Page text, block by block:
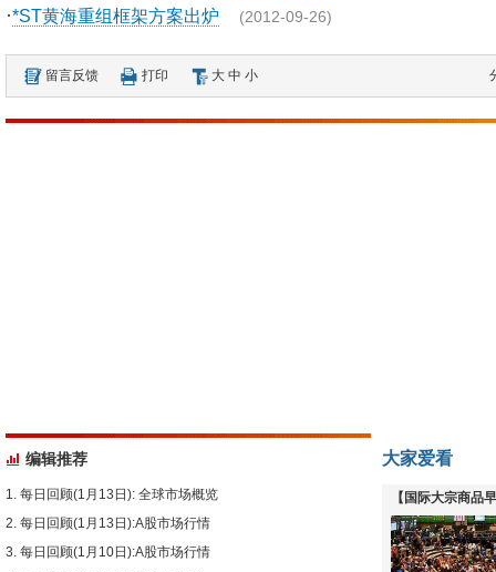
·*ST黄海重组框架方案出炉 (2012-09-26)
留言反馈 打印 大 中 小
编辑推荐
每日回顾(1月13日): 全球市场概览
每日回顾(1月13日):A股市场行情
每日回顾(1月10日):A股市场行情
大家爱看
【国际大宗商品
下跌